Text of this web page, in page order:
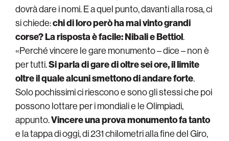
dovrà dare i nomi. E a quel punto, davanti alla rosa, ci
si chiede:chi di loro però ha mai vinto grandi
corse? La risposta è facile: Nibali e Bettiol.
«Perché vincere le gare monumento – dice – non è
per tutti.Si parla di gare di oltre sei ore, il limite
oltre il quale alcuni smettono di andare forte.
Solo pochissimi ci riescono e sono gli stessi che poi
possono lottare per i mondiali e le Olimpiadi,
appunto.Vincere una prova monumento fa tanto
e la tappa di oggi, di 231 chilometri alla fine del Giro,